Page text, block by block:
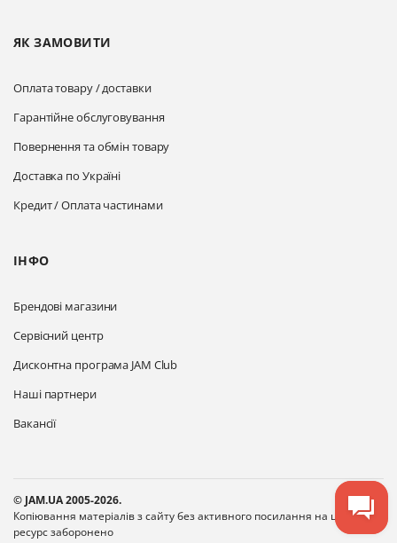
ЯК ЗАМОВИТИ
Оплата товару / доставки
Гарантійне обслуговування
Повернення та обмін товару
Доставка по Україні
Кредит / Оплата частинами
ІНФО
Брендові магазини
Сервісний центр
Дисконтна програма JAM Club
Наші партнери
Вакансії
© JAM.UA 2005-2026.
Копіювання матеріалів з сайту без активного посилання на цей
ресурс заборонено